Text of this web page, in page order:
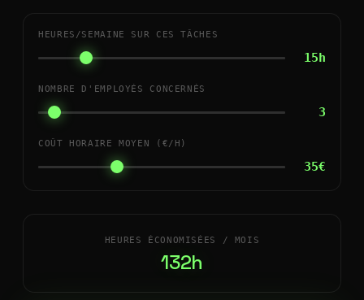
HEURES/SEMAINE SUR CES TÂCHES
15h
NOMBRE D'EMPLOYÉS CONCERNÉS
3
COÛT HORAIRE MOYEN (€/H)
35€
HEURES ÉCONOMISÉES / MOIS
132h